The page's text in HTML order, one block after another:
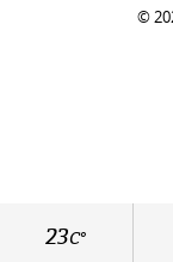
23C°
©